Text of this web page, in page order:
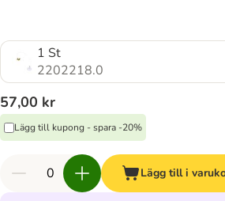
1 St
2202218.0
57,00 kr
Lägg till kupong - spara -20%
Lägg till i